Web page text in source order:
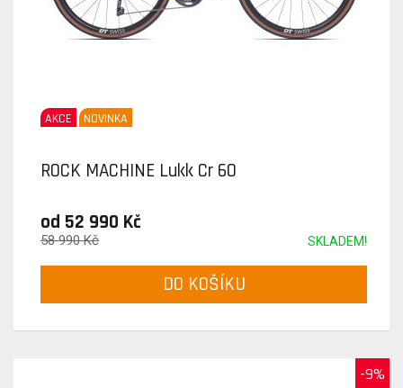
AKCE NOVINKA
ROCK MACHINE Lukk Cr 60
od 52 990 Kč
SKLADEM!
58 990 Kč
DO KOŠÍKU
-9%